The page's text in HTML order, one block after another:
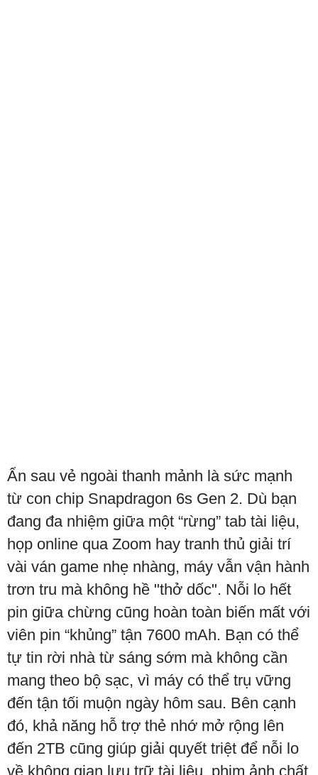
Ẩn sau vẻ ngoài thanh mảnh là sức mạnh
từ con chip Snapdragon 6s Gen 2. Dù bạn
đang đa nhiệm giữa một “rừng” tab tài liệu,
họp online qua Zoom hay tranh thủ giải trí
vài ván game nhẹ nhàng, máy vẫn vận hành
trơn tru mà không hề "thở dốc". Nỗi lo hết
pin giữa chừng cũng hoàn toàn biến mất với
viên pin “khủng” tận 7600 mAh. Bạn có thể
tự tin rời nhà từ sáng sớm mà không cần
mang theo bộ sạc, vì máy có thể trụ vững
đến tận tối muộn ngày hôm sau. Bên cạnh
đó, khả năng hỗ trợ thẻ nhớ mở rộng lên
đến 2TB cũng giúp giải quyết triệt để nỗi lo
về không gian lưu trữ tài liệu, phim ảnh chất